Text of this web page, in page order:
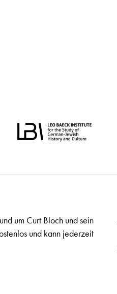
um Curt Bloch und sein
und kann jederzeit